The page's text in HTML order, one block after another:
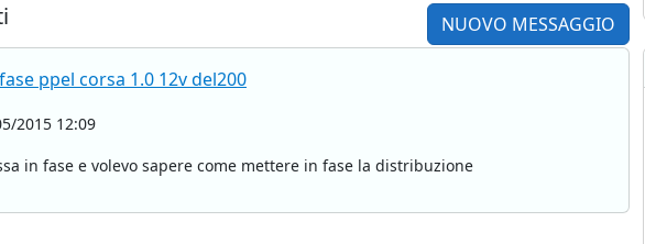
NUOVO MESSAGGIO
ppel corsa 1.0 12v del200
2015 12:09
in fase e volevo sapere come mettere in fase la distribuzione